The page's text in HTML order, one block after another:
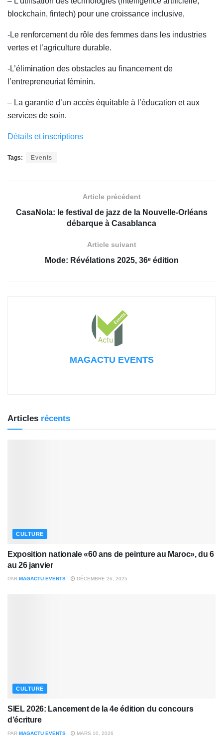
blockchain, fintech) pour une croissance inclusive,
-Le renforcement du rôle des femmes dans les industries
vertes et l’agriculture durable.
-L’élimination des obstacles au financement de
l’entrepreneuriat féminin.
– La garantie d’un accès équitable à l’éducation et aux
services de soin.
Détails et inscriptions
Tags: Events
Article précédent
CasaNola: le festival de jazz de la Nouvelle-Orléans
débarque à Casablanca
Article suivant
Mode: Révélations 2025, 36ᵉ édition
MAGACTU EVENTS
Articles récents
CULTURE
Exposition nationale «60 ans de peinture au Maroc», du 6
au 26 janvier
PAR MAGACTU EVENTS DÉCEMBRE 26, 2025
CULTURE
SIEL 2026: Lancement de la 4e édition du concours
d’écriture
PAR MAGACTU EVENTS MARS 10, 2026